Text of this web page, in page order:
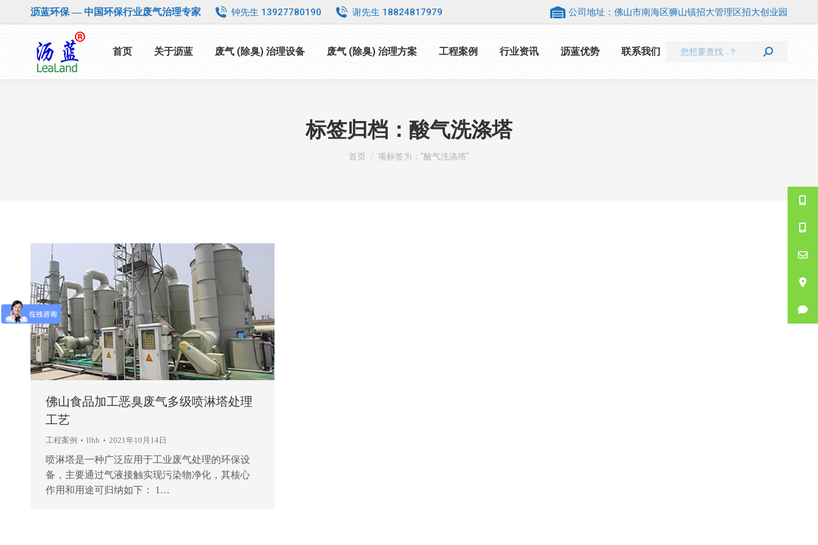
沥蓝环保 — 中国环保行业废气治理专家 钟先生 13927780190 谢先生 18824817979 公司地址：佛山市南海区狮山镇招大管理区招大创业园
首页 关于沥蓝 废气 (除臭) 治理设备 废气 (除臭) 治理方案 工程案例 行业资讯 沥蓝优势 联系我们 Search:
标签归档： 酸气洗涤塔
您在这里：
首页 项标签为："酸气洗涤塔"
佛山食品加工恶臭废气多级喷淋塔处理
工艺
工程案例 llhb 2021年10月14日
喷淋塔是一种广泛应用于工业废气处理的环保设
备，主要通过气液接触实现污染物净化，其核心
作用和用途可归纳如下： 1…